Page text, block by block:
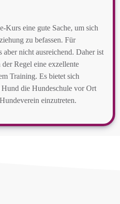
Kurs eine gute Sache, um sich
zu befassen. Für
nicht ausreichend. Daher ist
Regel eine exzellente
Training. Es bietet sich
die Hundeschule vor Ort
einzutreten.